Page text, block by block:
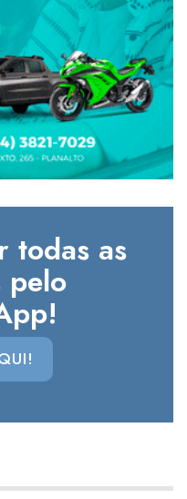
todas as
pelo